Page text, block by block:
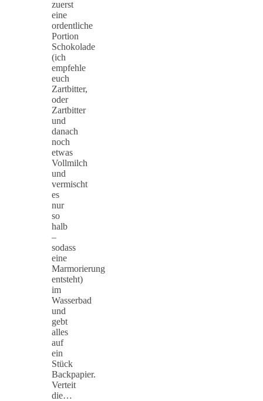
zuerst
eine
ordentliche
Portion
Schokolade
(ich
empfehle
euch
Zartbitter,
oder
Zartbitter
und
danach
noch
etwas
Vollmilch
und
vermischt
es
nur
so
halb
–
sodass
eine
Marmorierung
entsteht)
im
Wasserbad
und
gebt
alles
auf
ein
Stück
Backpapier.
Verteit
die…